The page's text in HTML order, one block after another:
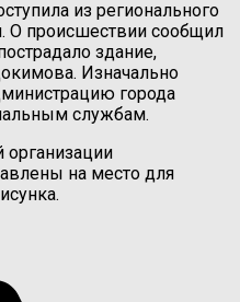
из регионального
О происшествии сообщил
здание,
Изначально
города
службам.
организации
на место для